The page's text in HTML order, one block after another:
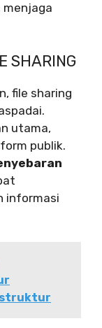
menjaga
SHARING
file sharing
utama,
publik.
informasi